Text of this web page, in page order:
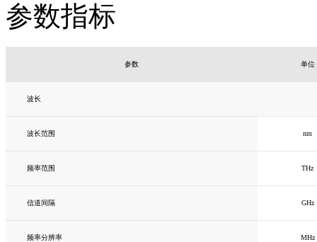
参数指标
参数 单位
波长
波长范围 nm
频率范围 THz
信道间隔 GHz
频率分辨率 MHz